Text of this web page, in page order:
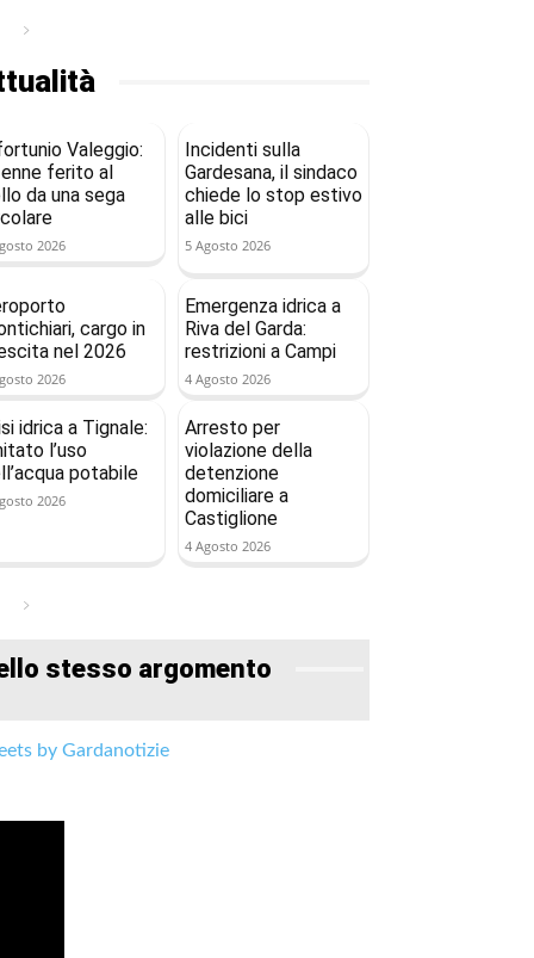
Valeggio:
ferito al
da una sega
2026
Incidenti sulla
Gardesana, il sindaco
chiede lo stop estivo
alle bici
5 Agosto 2026
cargo in
nel 2026
2026
Emergenza idrica a
Riva del Garda:
restrizioni a Campi
4 Agosto 2026
idrica a Tignale:
l’uso
potabile
2026
Arresto per
violazione della
detenzione
domiciliare a
Castiglione
4 Agosto 2026
stesso argomento
by Gardanotizie